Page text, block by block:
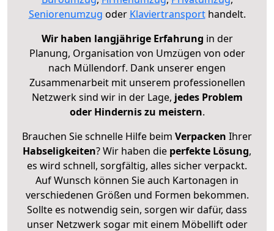
Seniorenumzug oder Klaviertransporthandelt.
Wir haben langjährige Erfahrung in der
Planung, Organisation von Umzügen von oder
nach Müllendorf. Dank unserer engen
Zusammenarbeit mit unserem professionellen
Netzwerk sind wir in der Lage, jedes Problem
oder Hindernis zu meistern.
Brauchen Sie schnelle Hilfe beim Verpacken Ihrer
Habseligkeiten? Wir haben die perfekte Lösung,
es wird schnell, sorgfältig, alles sicher verpackt.
Auf Wunsch können Sie auch Kartonagen in
verschiedenen Größen und Formen bekommen.
Sollte es notwendig sein, sorgen wir dafür, dass
unser Netzwerk sogar mit einem Möbellift oder